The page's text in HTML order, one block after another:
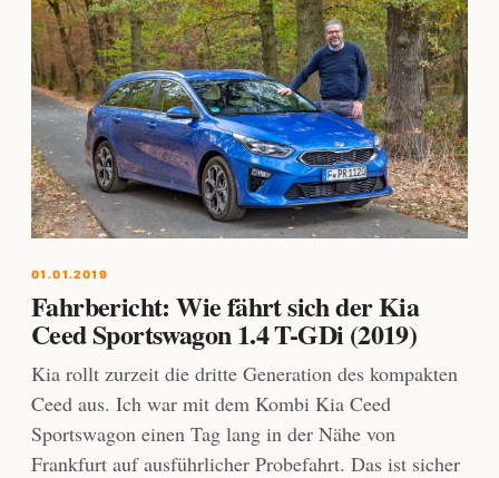
01.01.2019
Fahrbericht: Wie fährt sich der Kia
Ceed Sportswagon 1.4 T-GDi (2019)
Kia rollt zurzeit die dritte Generation des kompakten
Ceed aus. Ich war mit dem Kombi Kia Ceed
Sportswagon einen Tag lang in der Nähe von
Frankfurt auf ausführlicher Probefahrt. Das ist sicher